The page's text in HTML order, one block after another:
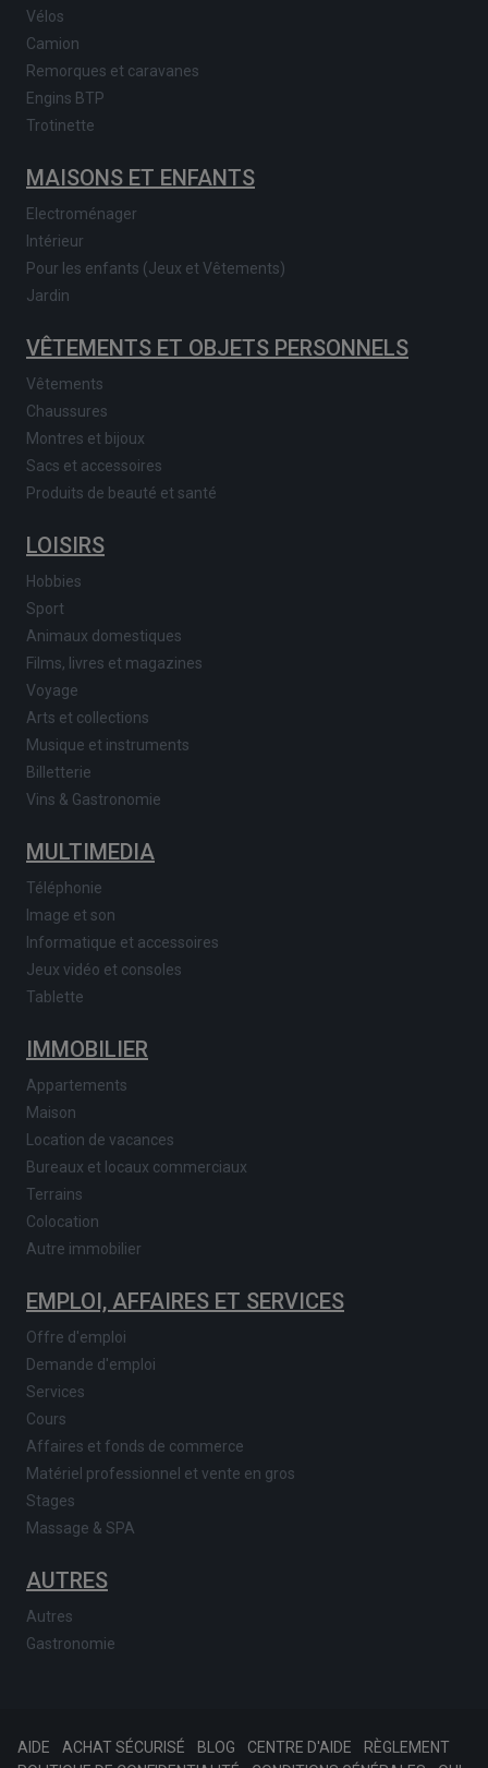
Vélos
Camion
Remorques et caravanes
Engins BTP
Trotinette
MAISONS ET ENFANTS
Electroménager
Intérieur
Pour les enfants (Jeux et Vêtements)
Jardin
VÊTEMENTS ET OBJETS PERSONNELS
Vêtements
Chaussures
Montres et bijoux
Sacs et accessoires
Produits de beauté et santé
LOISIRS
Hobbies
Sport
Animaux domestiques
Films, livres et magazines
Voyage
Arts et collections
Musique et instruments
Billetterie
Vins & Gastronomie
MULTIMEDIA
Téléphonie
Image et son
Informatique et accessoires
Jeux vidéo et consoles
Tablette
IMMOBILIER
Appartements
Maison
Location de vacances
Bureaux et locaux commerciaux
Terrains
Colocation
Autre immobilier
EMPLOI, AFFAIRES ET SERVICES
Offre d'emploi
Demande d'emploi
Services
Cours
Affaires et fonds de commerce
Matériel professionnel et vente en gros
Stages
Massage & SPA
AUTRES
Autres
Gastronomie
AIDE ACHAT SÉCURISÉ BLOG CENTRE D'AIDE
RÈGLEMENT